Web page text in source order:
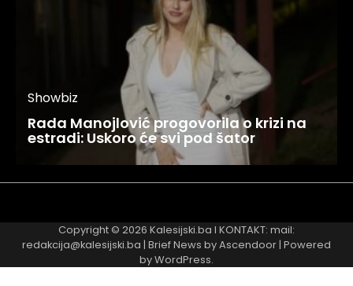
Showbiz
Rada Manojlović progovorila o krizi na
estradi: Uskoro će svi pod šator
Copyright © 2026 Kalesijski.ba I KONTAKT: mail:
redakcija@kalesijski.ba | Brief News byAscendoor | Powered
byWordPress.